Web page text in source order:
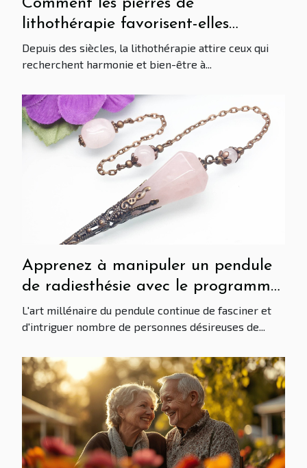
lithothérapie favorisent-elles
l'équilibre émotionnel ?
Depuis des siècles, la lithothérapie attire ceux qui
recherchent harmonie et bien-être à...
Apprenez à manipuler un pendule
de radiesthésie avec le programme
en ligne de Formation Détente
Énergie !
L'art millénaire du pendule continue de fasciner et
d'intriguer nombre de personnes désireuses de...